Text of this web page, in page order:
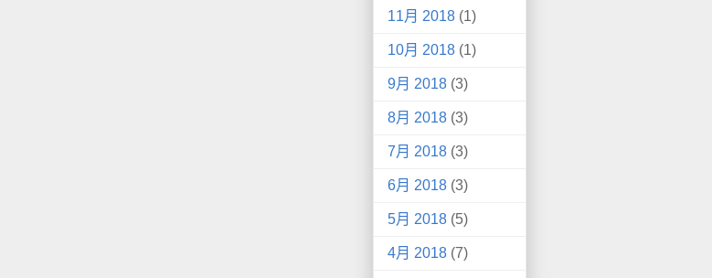
11月 2018 (1)
10月 2018 (1)
9月 2018 (3)
8月 2018 (3)
7月 2018 (3)
6月 2018 (3)
5月 2018 (5)
4月 2018 (7)